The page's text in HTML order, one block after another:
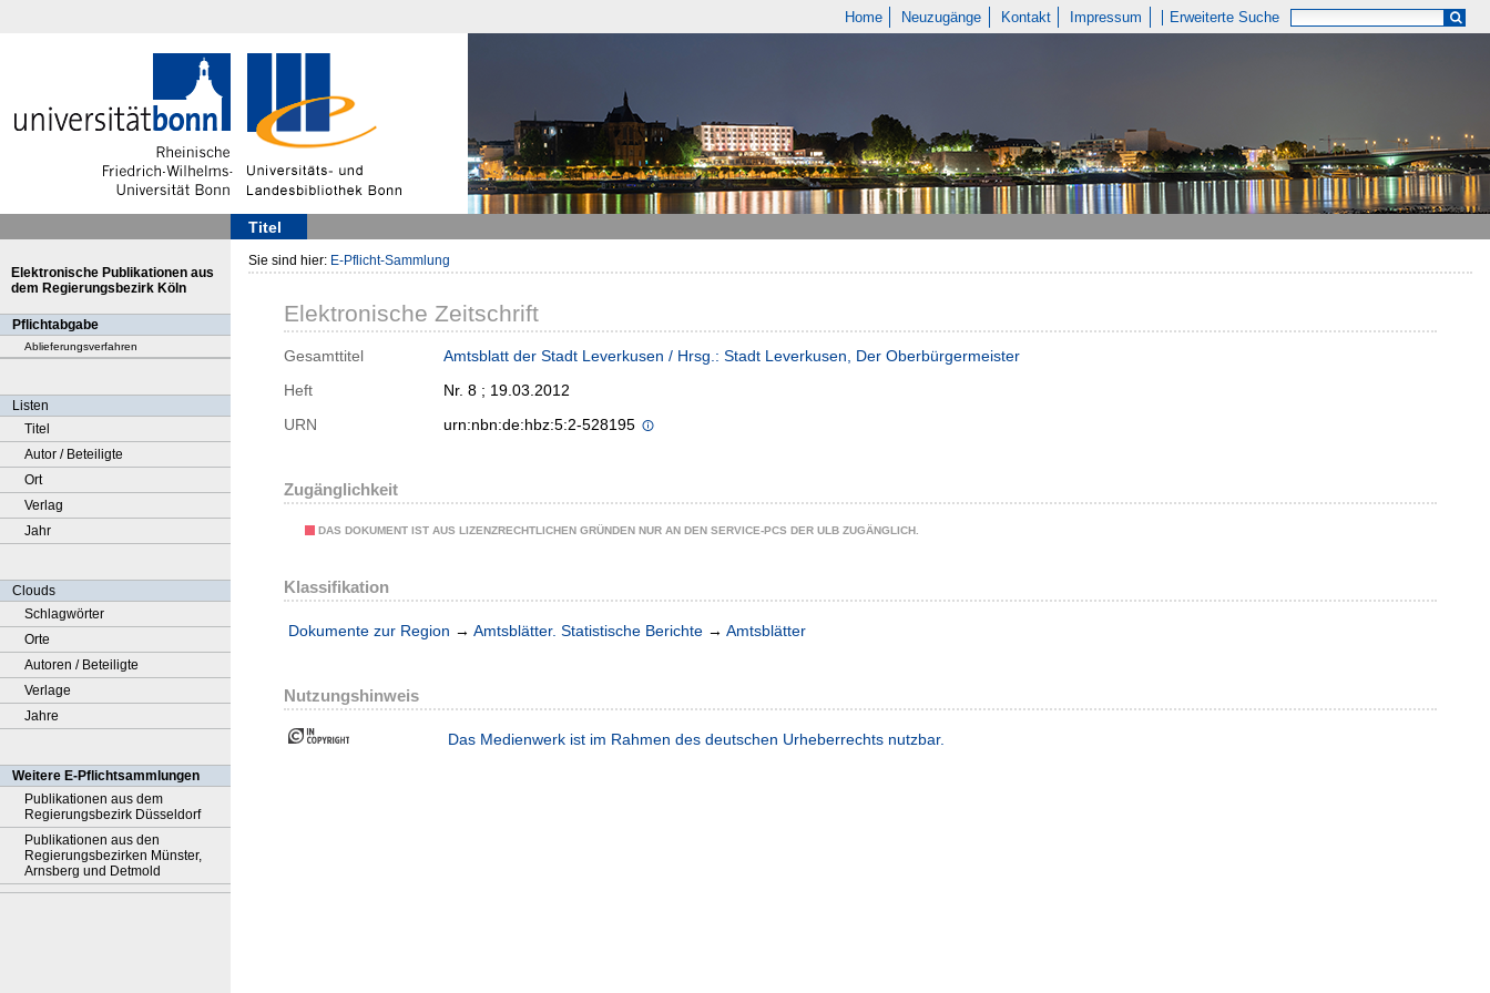
Home Neuzugänge Kontakt Impressum Erweiterte Suche
Titel
Elektronische Publikationen aus
dem Regierungsbezirk Köln
Pflichtabgabe
Ablieferungsverfahren
Listen
Titel
Autor / Beteiligte
Ort
Verlag
Jahr
Clouds
Schlagwörter
Orte
Autoren / Beteiligte
Verlage
Jahre
Weitere E-Pflichtsammlungen
Publikationen aus dem
Regierungsbezirk Düsseldorf
Publikationen aus den
Regierungsbezirken Münster,
Arnsberg und Detmold
Sie sind hier: E-Pflicht-Sammlung
Elektronische Zeitschrift
Gesamttitel
Amtsblatt der Stadt Leverkusen / Hrsg.: Stadt Leverkusen, Der Oberbürgermeister
Heft
Nr. 8 ; 19.03.2012
URN
urn:nbn:de:hbz:5:2-528195
Zugänglichkeit
DAS DOKUMENT IST AUS LIZENZRECHTLICHEN GRÜNDEN NUR AN DEN SERVICE-PCS DER ULB ZUGÄNGLICH.
Klassifikation
Dokumente zur Region → Amtsblätter. Statistische Berichte → Amtsblätter
Nutzungshinweis
Das Medienwerk ist im Rahmen des deutschen Urheberrechts nutzbar.